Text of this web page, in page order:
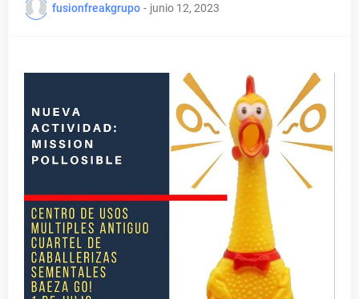
fusionfreakgrupo - junio 12, 2023